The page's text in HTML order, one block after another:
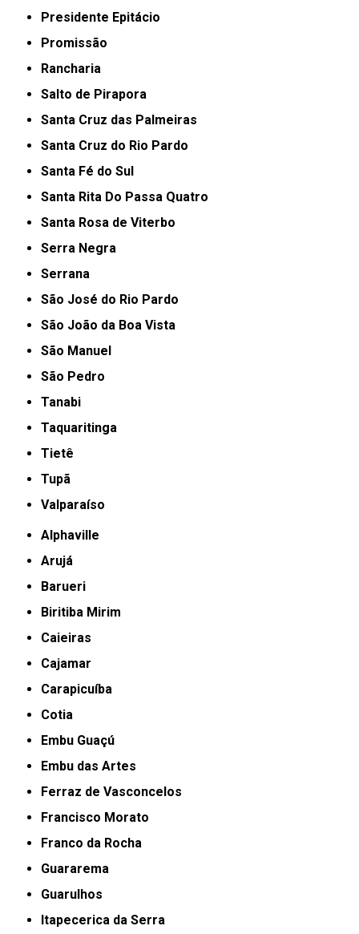
Presidente Epitácio
Promissão
Rancharia
Salto de Pirapora
Santa Cruz das Palmeiras
Santa Cruz do Rio Pardo
Santa Fé do Sul
Santa Rita Do Passa Quatro
Santa Rosa de Viterbo
Serra Negra
Serrana
São José do Rio Pardo
São João da Boa Vista
São Manuel
São Pedro
Tanabi
Taquaritinga
Tietê
Tupã
Valparaíso
Alphaville
Arujá
Barueri
Biritiba Mirim
Caieiras
Cajamar
Carapicuíba
Cotia
Embu Guaçú
Embu das Artes
Ferraz de Vasconcelos
Francisco Morato
Franco da Rocha
Guararema
Guarulhos
Itapecerica da Serra